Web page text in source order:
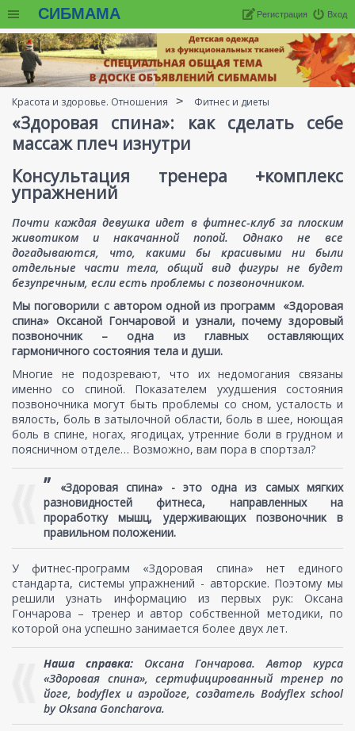
СИБМАМА Вход
Регистрация
Красота и здоровье. Отношения Фитнес и диеты
«Здоровая спина»: как сделать себе
массаж плеч изнутри
Консультация тренера +комплекс
упражнений
Почти каждая девушка идет в фитнес-клуб за плоским
животиком и накачанной попой. Однако не все
догадываются, что, какими бы красивыми ни были
отдельные части тела, общий вид фигуры не будет
безупречным, если есть проблемы с позвоночником.
Мы поговорили с автором одной из программ «Здоровая
спина» Оксаной Гончаровой и узнали, почему здоровый
позвоночник – одна из главных оставляющих
гармоничного состояния тела и души.
Многие не подозревают, что их недомогания связаны
именно со спиной. Показателем ухудшения состояния
позвоночника могут быть проблемы со сном, усталость и
вялость, боль в затылочной области, боль в шее, ноющая
боль в спине, ногах, ягодицах, утренние боли в грудном и
поясничном отделе… Возможно, вам пора в спортзал?
”
«Здоровая спина» - это одна из самых мягких
разновидностей фитнеса, направленных на
проработку мышц, удерживающих позвоночник в
правильном положении.
У фитнес-программ «Здоровая спина» нет единого
стандарта, системы упражнений - авторские. Поэтому мы
решили узнать информацию из первых рук: Оксана
Гончарова – тренер и автор собственной методики, по
которой она успешно занимается более двух лет.
Наша справка:
Оксана Гончарова. Автор курса
«Здоровая спина», сертифицированный тренер по
йоге, bodyflex и аэройоге, создатель Bodyflex school
by Oksana Goncharova.